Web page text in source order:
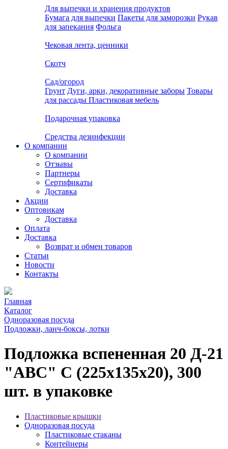
Для выпечки и хранения продуктов
Бумага для выпечки Пакеты для заморозки Рукав
для запекания Фольга
Чековая лента, ценники
Скотч
Сад/огород
Грунт Дуги, арки, декоративные заборы Товары
для рассады Пластиковая мебель
Подарочная упаковка
Средства дезинфекции
О компании
О компании
Отзывы
Партнеры
Сертификаты
Доставка
Акции
Оптовикам
Доставка
Оплата
Доставка
Возврат и обмен товаров
Статьи
Новости
Контакты
Главная
Каталог
Одноразовая посуда
Подложки, ланч-боксы, лотки
Подложка вспененная 20 Д-21
"АВС" С (225х135х20), 300
шт. в упаковке
Пластиковые крышки
Одноразовая посуда
Пластиковые стаканы
Контейнеры